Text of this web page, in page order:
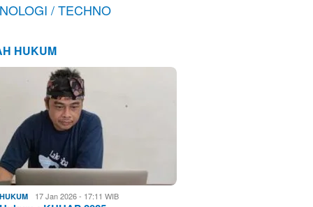
/ TECHNO
HUKUM
17 Jan 2026 - 17:11 WIB